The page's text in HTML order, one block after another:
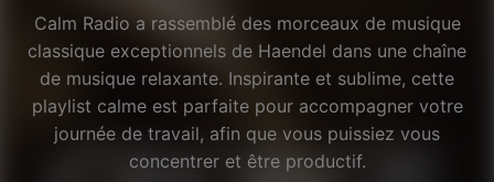
Calm Radio a rassemblé des morceaux de musique
classique exceptionnels de Haendel dans une chaîne
de musique relaxante. Inspirante et sublime, cette
playlist calme est parfaite pour accompagner votre
journée de travail, afin que vous puissiez vous
concentrer et être productif.